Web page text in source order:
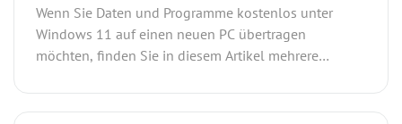
– So klappt’s
Wenn Sie Daten und Programme kostenlos unter
Windows 11 auf einen neuen PC übertragen
möchten, finden Sie in diesem Artikel mehrere
erfahren, wie Sie persönliche Dateien mit Windows-